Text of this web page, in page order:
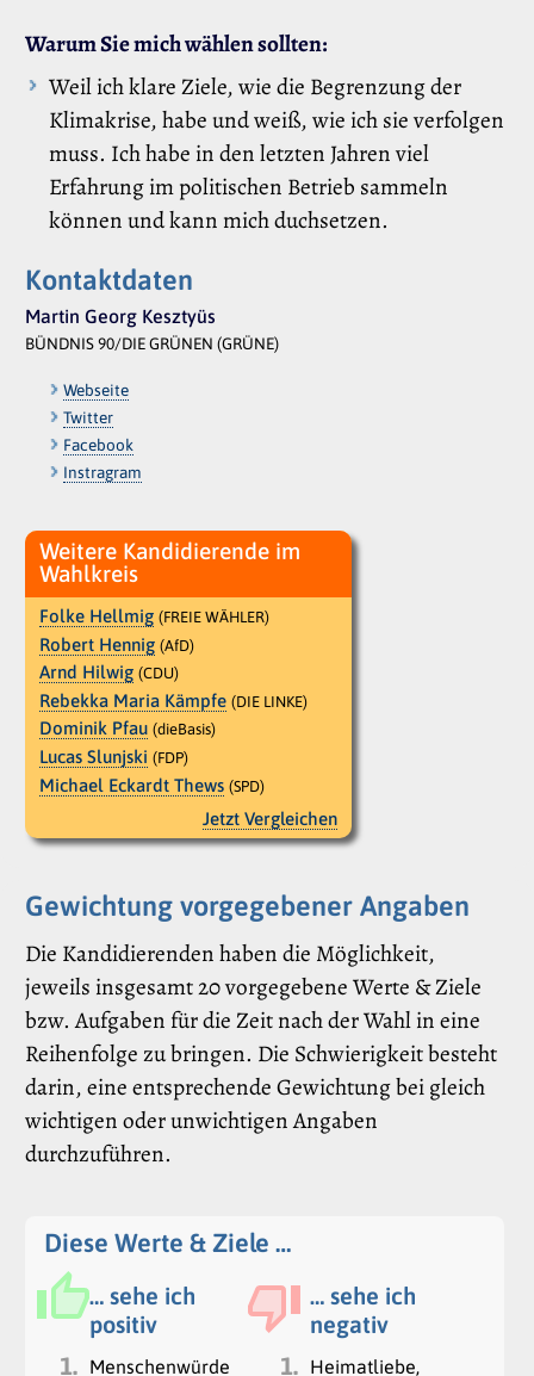
Warum Sie mich wählen sollten:
Weil ich klare Ziele, wie die Begrenzung der
Klimakrise, habe und weiß, wie ich sie verfolgen
muss. Ich habe in den letzten Jahren viel
Erfahrung im politischen Betrieb sammeln
können und kann mich duchsetzen.
Kontaktdaten
Martin Georg Kesztyüs
BÜNDNIS 90/DIE GRÜNEN (GRÜNE)
Webseite
Twitter
Facebook
Instragram
Weitere Kandidierende im
Wahlkreis
Folke Hellmig (FREIE WÄHLER)
Robert Hennig (AfD)
Arnd Hilwig (CDU)
Rebekka Maria Kämpfe (DIE LINKE)
Dominik Pfau (dieBasis)
Lucas Slunjski (FDP)
Michael Eckardt Thews (SPD)
Jetzt Vergleichen
Gewichtung vorgegebener Angaben
Die Kandidierenden haben die Möglichkeit,
jeweils insgesamt 20 vorgegebene Werte & Ziele
bzw. Aufgaben für die Zeit nach der Wahl in eine
Reihenfolge zu bringen. Die Schwierigkeit besteht
darin, eine entsprechende Gewichtung bei gleich
wichtigen oder unwichtigen Angaben
durchzuführen.
Diese Werte & Ziele …
… sehe ich
positiv
… sehe ich
negativ
1.
Menschenwürde
1.
Heimatliebe,